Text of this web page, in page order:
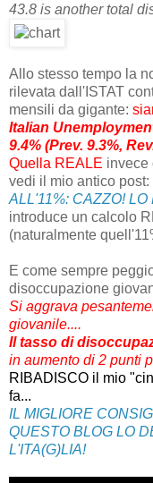
43.8 is another total
Allo stesso tempo la
rilevata dall'ISTAT
mensili da gigante:
Italian
9.4% (Prev. 9.3%,
Quella REALE invece
vedi il mio antico post:
ALL'11%: CAZZO!
introduce un calcolo
(naturalmente
E come sempre
disoccupazione
Si aggrava
giovanile....
Il tasso di
in aumento di 2 punti
RIBADISCO il mio
fa...
IL MIGLIORE
QUESTO BLOG LO
L'ITA(G)LIA!